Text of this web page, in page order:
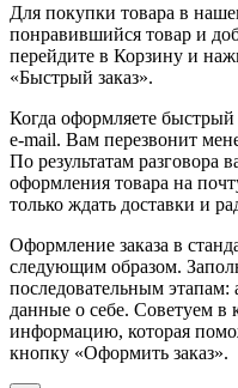
Для покупки товара в
понравившийся товар и
перейдите в Корзину и
«Быстрый заказ».
Когда оформляете
e-mail. Вам перезвонит
По результатам разговора
оформления товара на
только ждать доставки и
Оформление заказа в
следующим образом.
последовательным этапам:
данные о себе. Советуем в
информацию, которая
кнопку «Оформить заказ».